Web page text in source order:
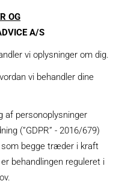
OG
A/S
vi oplysninger om dig.
vi behandler dine
af personoplysninger
(”GDPR” - 2016/679)
som begge træder i kraft
behandlingen reguleret i